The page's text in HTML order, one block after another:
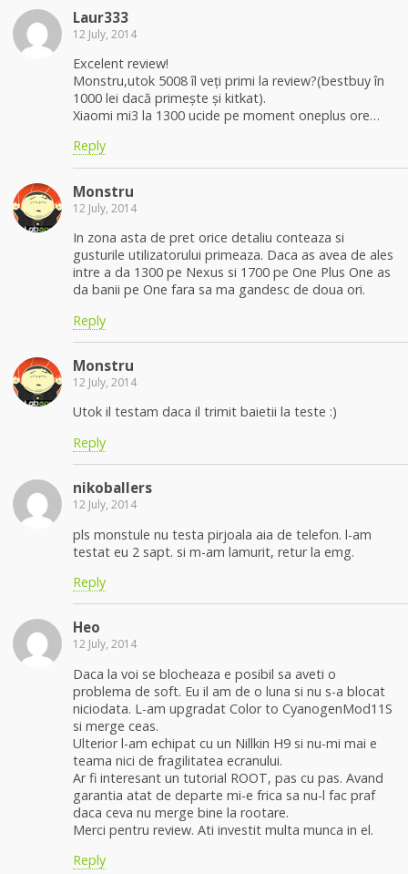
Laur333
12 July, 2014
Excelent review!
Monstru,utok 5008 îl veți primi la review?(bestbuy în
1000 lei dacă primește și kitkat).
Xiaomi mi3 la 1300 ucide pe moment oneplus ore…
Reply
Monstru
12 July, 2014
In zona asta de pret orice detaliu conteaza si
gusturile utilizatorului primeaza. Daca as avea de ales
intre a da 1300 pe Nexus si 1700 pe One Plus One as
da banii pe One fara sa ma gandesc de doua ori.
Reply
Monstru
12 July, 2014
Utok il testam daca il trimit baietii la teste :)
Reply
nikoballers
12 July, 2014
pls monstule nu testa pirjoala aia de telefon. l-am
testat eu 2 sapt. si m-am lamurit, retur la emg.
Reply
Heo
12 July, 2014
Daca la voi se blocheaza e posibil sa aveti o
problema de soft. Eu il am de o luna si nu s-a blocat
niciodata. L-am upgradat Color to CyanogenMod11S
si merge ceas.
Ulterior l-am echipat cu un Nillkin H9 si nu-mi mai e
teama nici de fragilitatea ecranului.
Ar fi interesant un tutorial ROOT, pas cu pas. Avand
garantia atat de departe mi-e frica sa nu-l fac praf
daca ceva nu merge bine la rootare.
Merci pentru review. Ati investit multa munca in el.
Reply